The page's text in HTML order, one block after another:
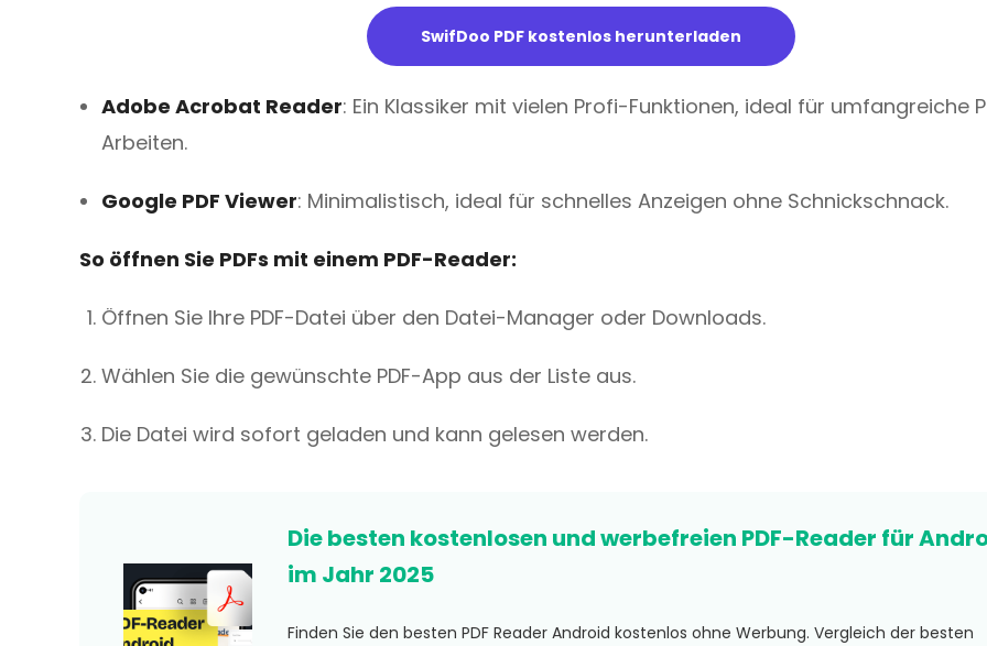
SwifDoo PDF kostenlos herunterladen
Adobe Acrobat Reader: Ein Klassiker mit vielen Profi-Funktionen, ideal für umfangreiche
Arbeiten.
Google PDF Viewer: Minimalistisch, ideal für schnelles Anzeigen ohne Schnickschnack.
So öffnen Sie PDFs mit einem PDF-Reader:
Öffnen Sie Ihre PDF-Datei über den Datei-Manager oder Downloads.
Wählen Sie die gewünschte PDF-App aus der Liste aus.
Die Datei wird sofort geladen und kann gelesen werden.
Die besten kostenlosen und werbefreien PDF-Reader für
im Jahr 2025
Finden Sie den besten PDF Reader Android kostenlos ohne Werbung. Vergleich der besten